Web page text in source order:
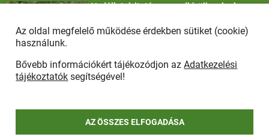
Vadállatok itatása a rendkívüli melegben
Afrikai sertéspestis - kérések a lakosság felé
Az oldal megfelelő működése érdekben sütiket (cookie)
használunk.
Bővebb információkért tájékozódjon azAdatkezelési
tájékoztatók segítségével!
AZ ÖSSZES ELFOGADÁSA